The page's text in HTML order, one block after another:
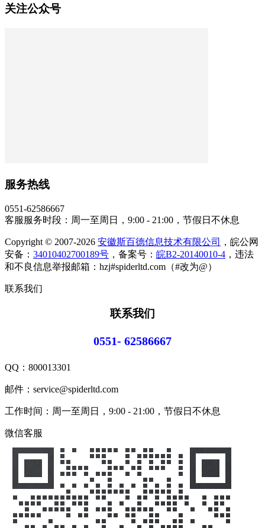
关注公众号
服务热线
0551-62586667
客服服务时段：周一至周日，9:00 - 21:00，节假日不休息
Copyright © 2007-2026 安徽斯百德信息技术有限公司
，皖公网
安备： 34010402700189号 ，备案号： 皖B2-20140010-4 ，违法
和不良信息举报邮箱：hzj#spiderltd.com（#改为@）
联系我们
联系我们
0551- 62586667
QQ： 800013301
邮件：service@spiderltd.com
工作时间：周一至周日，9:00 - 21:00，节假日不休息
微信客服